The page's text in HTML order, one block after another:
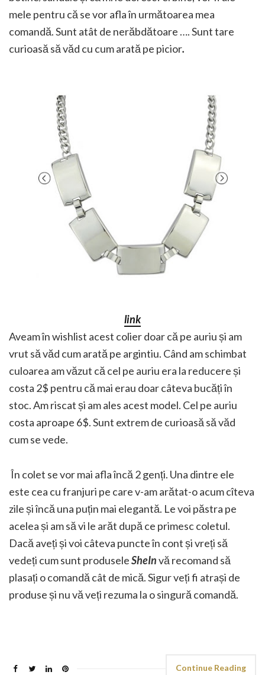
mele pentru că se vor afla în următoarea mea
comandă. Sunt atât de nerăbdătoare …. Sunt tare
curioasă să văd cu cum arată pe picior.
link
Aveam în wishlist acest colier doar că pe auriu și am
vrut să văd cum arată pe argintiu. Când am schimbat
culoarea am văzut că cel pe auriu era la reducere și
costa 2$ pentru că mai erau doar câteva bucăți în
stoc. Am riscat și am ales acest model. Cel pe auriu
costa aproape 6$. Sunt extrem de curioasă să văd
cum se vede.
În colet se vor mai afla încă 2 genți. Una dintre ele
este cea cu franjuri pe care v-am arătat-o acum cîteva
zile și încă una puțin mai elegantă. Le voi păstra pe
acelea și am să vi le arăt după ce primesc coletul.
Dacă aveți și voi câteva puncte în cont și vreți să
vedeți cum sunt produseleSheInvă recomand să
plasați o comandă cât de mică. Sigur veți fi atrași de
produse și nu vă veți rezuma la o singură comandă.
Continue Reading